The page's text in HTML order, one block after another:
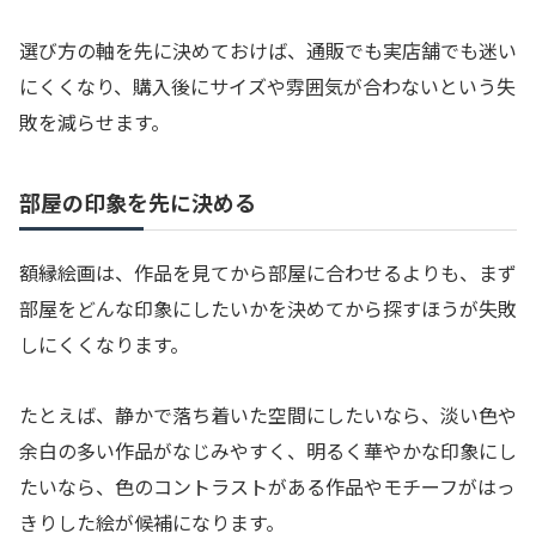
選び方の軸を先に決めておけば、通販でも実店舗でも迷い
にくくなり、購入後にサイズや雰囲気が合わないという失
敗を減らせます。
部屋の印象を先に決める
額縁絵画は、作品を見てから部屋に合わせるよりも、まず
部屋をどんな印象にしたいかを決めてから探すほうが失敗
しにくくなります。
たとえば、静かで落ち着いた空間にしたいなら、淡い色や
余白の多い作品がなじみやすく、明るく華やかな印象にし
たいなら、色のコントラストがある作品やモチーフがはっ
きりした絵が候補になります。